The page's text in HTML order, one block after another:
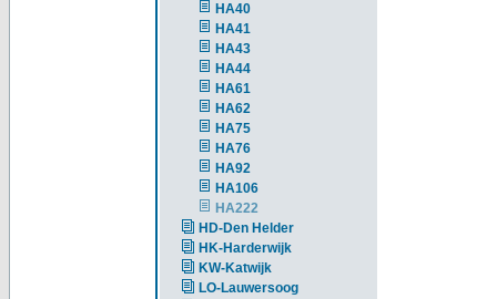
HA40
HA41
HA43
HA44
HA61
HA62
HA75
HA76
HA92
HA106
HA222
HD-Den Helder
HK-Harderwijk
KW-Katwijk
LO-Lauwersoog